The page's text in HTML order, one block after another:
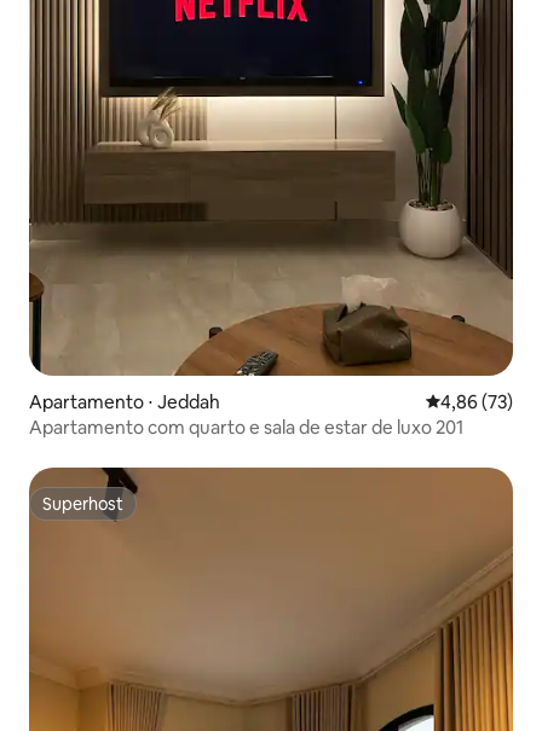
Apartamento ⋅ Jeddah 4,86 de uma
4,86 (73)
Apartamento com quarto e sala de estar de luxo 201
Superhost
Superhost